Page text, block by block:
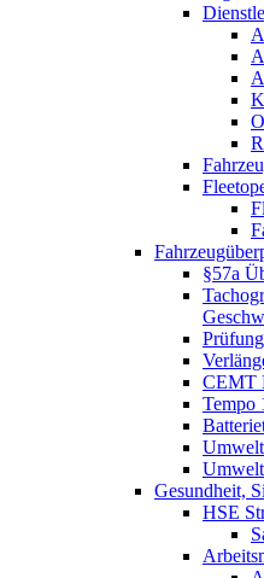
§57a
CEMT
Tempo
Gesundheit,
HSE